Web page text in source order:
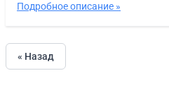
Подробное описание »
« Назад